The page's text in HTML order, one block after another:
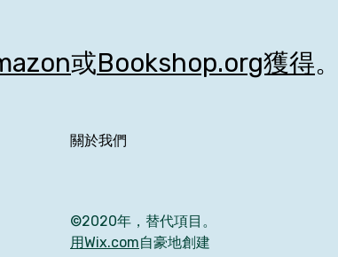
或Bookshop.org獲得。
關於我們
©2020年，替代項目。
用Wix.com自豪地創建